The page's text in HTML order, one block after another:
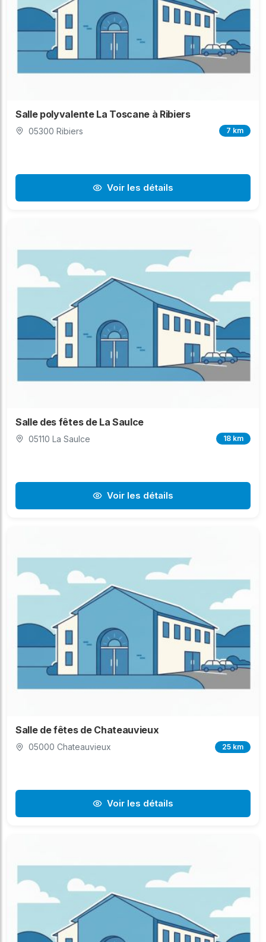
Salle polyvalente La Toscane à Ribiers
05300 Ribiers 7 km
Voir les détails
Salle des fêtes de La Saulce
05110 La Saulce 18 km
Voir les détails
Salle de fêtes de Chateauvieux
05000 Chateauvieux 25 km
Voir les détails